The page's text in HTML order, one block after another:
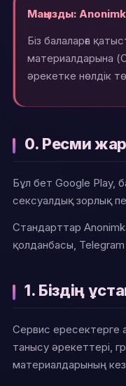
Маңызды:
Біз балаларға
материалдарына
әрекетке нөлдік
0. Ресми
Бұл бет Google Play,
сексуалдық зорлық
Стандарттар
қолданбасы,
1. Біздің
Сервис ересектерге
танысу әрекеттері,
материалдарының